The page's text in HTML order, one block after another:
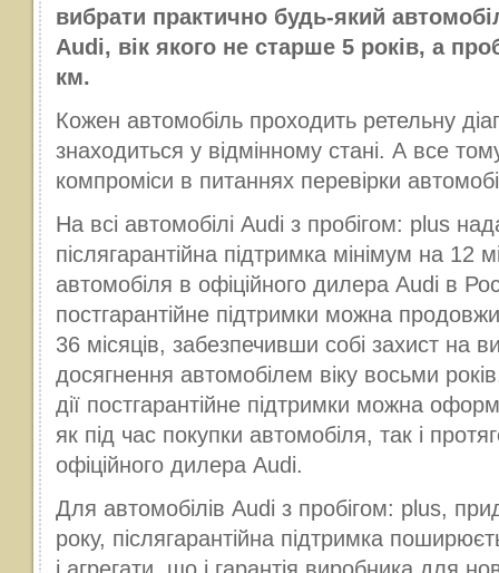
вибрати практично будь-який
Audi, вік якого не старше 5 років, а
км.
Кожен автомобіль проходить ретельну
знаходиться у відмінному стані. А все
компроміси в питаннях перевірки
На всі автомобілі Audi з пробігом: plus
післягарантійна підтримка мінімум на 12
автомобіля в офіційного дилера Audi в
постгарантійне підтримки можна
36 місяців, забезпечивши собі захист на
досягнення автомобілем віку восьми
дії постгарантійне підтримки можна
як під час покупки автомобіля, так і
офіційного дилера Audi.
Для автомобілів Audi з пробігом: plus,
року, післягарантійна підтримка